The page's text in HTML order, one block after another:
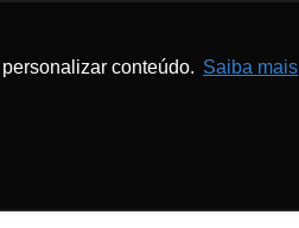
conteúdo. Saiba mais